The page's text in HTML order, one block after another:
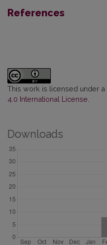
References
This work is licensed under a
4.0 International License
Downloads